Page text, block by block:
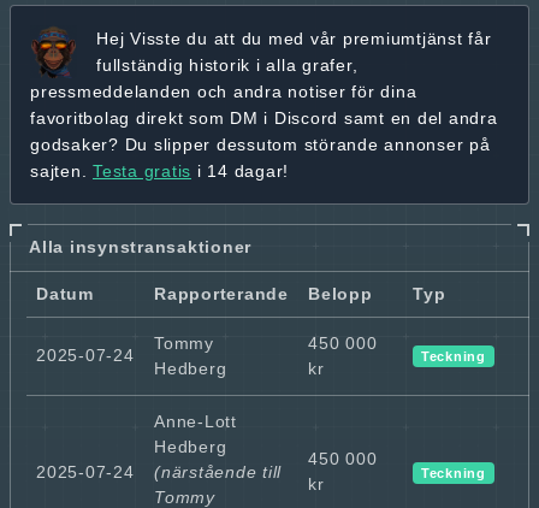
Hej Visste du att du med vår premiumtjänst får
fullständig historik i alla grafer,
pressmeddelanden och andra notiser för dina
favoritbolag direkt som DM i Discord samt en del andra
godsaker? Du slipper dessutom störande annonser på
sajten. Testa gratis i 14 dagar!
Alla insynstransaktioner
Datum Rapporterande Belopp Typ
2025-07-24
Tommy
Hedberg
450 000
kr
Teckning
2025-07-24
Anne-Lott
Hedberg
(närstående till
Tommy
450 000
kr
Teckning